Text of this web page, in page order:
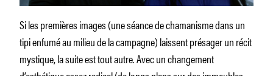
Si les premières images (une séance de chamanisme dans un
tipi enfumé au milieu de la campagne) laissent présager un récit
mystique, la suite est tout autre. Avec un changement